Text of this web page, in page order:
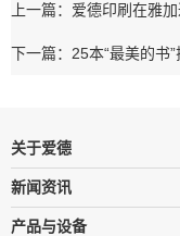
上一篇：爱德印刷在雅
下一篇：25本“最美的书
关于爱德
新闻资讯
产品与设备